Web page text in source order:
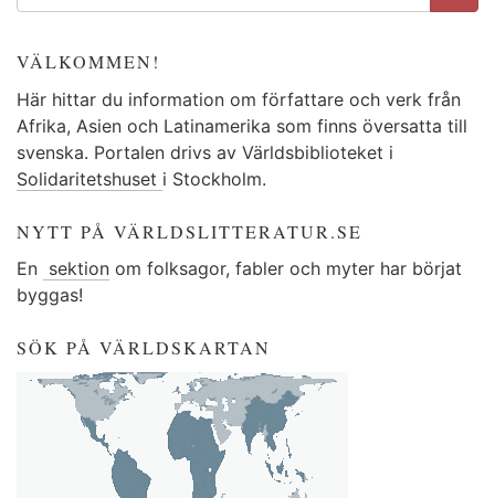
VÄLKOMMEN!
Här hittar du information om författare och verk från
Afrika, Asien och Latinamerika som finns översatta till
svenska. Portalen drivs av Världsbiblioteket i
Solidaritetshuset i Stockholm.
NYTT PÅ VÄRLDSLITTERATUR.SE
En sektion om folksagor, fabler och myter har börjat
byggas!
SÖK PÅ VÄRLDSKARTAN